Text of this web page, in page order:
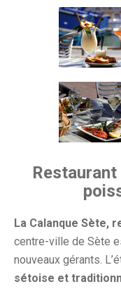
Restaurant
La Calanque Sète,
centre-ville de Sète
nouveaux gérants.
sétoise et